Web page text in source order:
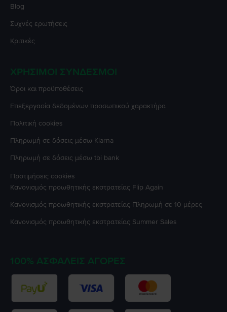
Blog
Συχνές ερωτήσεις
Κριτικές
ΧΡΉΣΙΜΟΙ ΣΎΝΔΕΣΜΟΙ
Όροι και προϋποθέσεις
Επεξεργασία δεδομένων προσωπικού χαρακτήρα
Πολιτική cookies
Πληρωμή σε δόσεις μέσω Klarna
Πληρωμή σε δόσεις μέσω tbi bank
Προτιμήσεις cookies
Κανονισμός προωθητικής εκστρατείας Flip Again
Κανονισμός προωθητικής εκστρατείας Πληρωμή σε 10 μέρες
Κανονισμός προωθητικής εκστρατείας Summer Sales
100% ΑΣΦΑΛΕΊΣ ΑΓΟΡΈΣ